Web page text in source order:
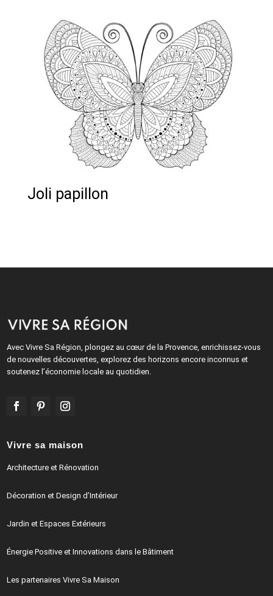
Joli papillon
Avec Vivre Sa Région, plongez au cœur de la Provence, enrichissez-vous
de nouvelles découvertes, explorez des horizons encore inconnus et
soutenez l’économie locale au quotidien.
Vivre sa maison
Architecture et Rénovation
Décoration et Design d’Intérieur
Jardin et Espaces Extérieurs
Énergie Positive et Innovations dans le Bâtiment
Les partenaires Vivre Sa Maison